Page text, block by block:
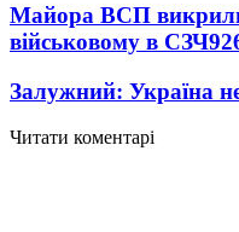
Майора ВСП
військовому в СЗЧ
Залужний: Україна
Читати коментарі